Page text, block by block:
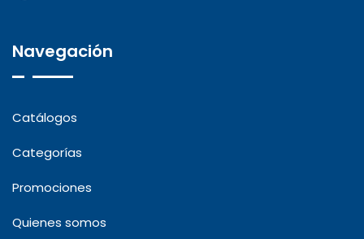
Navegación
Catálogos
Categorías
Promociones
Quienes somos